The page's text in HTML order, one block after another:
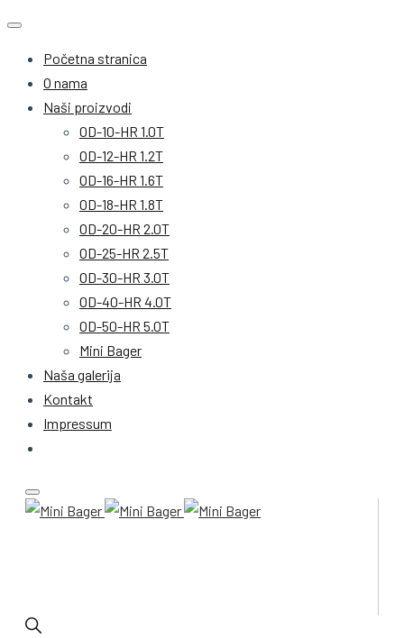
Početna stranica
O nama
Naši proizvodi
OD-10-HR 1.0T
OD-12-HR 1.2T
OD-16-HR 1.6T
OD-18-HR 1.8T
OD-20-HR 2.0T
OD-25-HR 2.5T
OD-30-HR 3.0T
OD-40-HR 4.0T
OD-50-HR 5.0T
Mini Bager
Naša galerija
Kontakt
Impressum